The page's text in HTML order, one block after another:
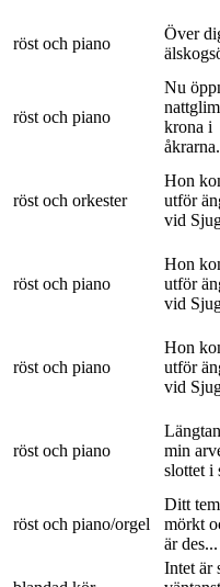
röst och piano
Över
röst och piano
Nu
krona i
röst och orkester
Hon
utför
vid
röst och piano
Hon
utför
vid
röst och piano
Hon
utför
vid
röst och piano
min
slottet i
röst och piano/orgel
Ditt
mörkt
är des...
Intet är